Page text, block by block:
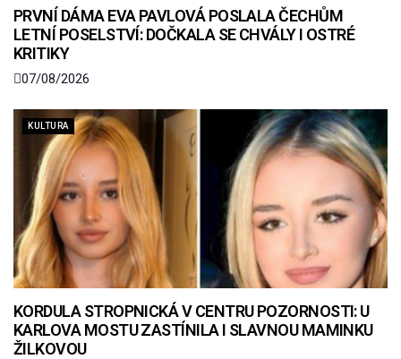
PRVNÍ DÁMA EVA PAVLOVÁ POSLALA ČECHŮM
LETNÍ POSELSTVÍ: DOČKALA SE CHVÁLY I OSTRÉ
KRITIKY
07/08/2026
KULTURA
KORDULA STROPNICKÁ V CENTRU POZORNOSTI: U
KARLOVA MOSTU ZASTÍNILA I SLAVNOU MAMINKU
ŽILKOVOU